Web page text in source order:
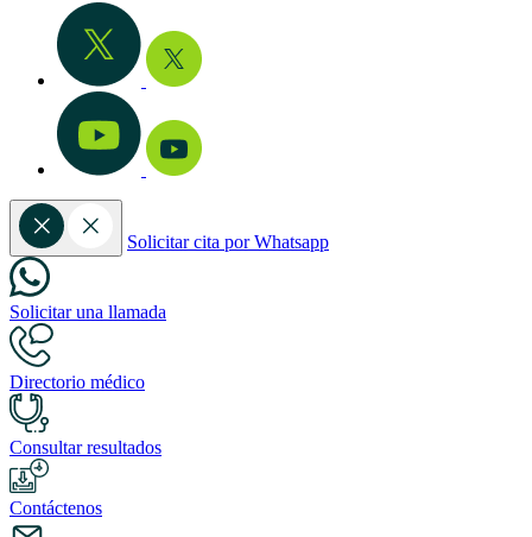
Solicitar cita por Whatsapp
Solicitar una llamada
Directorio médico
Consultar resultados
Contáctenos